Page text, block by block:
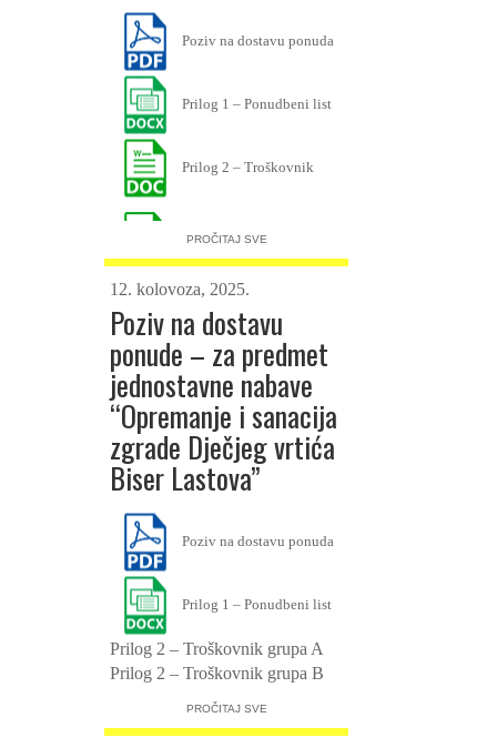
Poziv na dostavu ponuda
Prilog 1 – Ponudbeni list
Prilog 2 – Troškovnik
Prilog 3 – Izjava o
Prilog-4-Popis-izvrsenih-
usluga
PROČITAJ SVE
12. kolovoza, 2025.
Poziv na dostavu
ponude – za predmet
jednostavne nabave
“Opremanje i sanacija
zgrade Dječjeg vrtića
Biser Lastova”
Poziv na dostavu ponuda
Prilog 1 – Ponudbeni list
Prilog 2 – Troškovnik grupa A
Prilog 2 – Troškovnik grupa B
Prilog 2 – Troškovnik grupa C
PROČITAJ SVE